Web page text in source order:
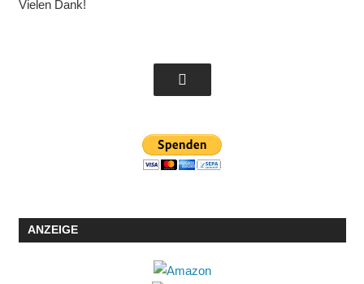
Vielen Dank!
ANZEIGE